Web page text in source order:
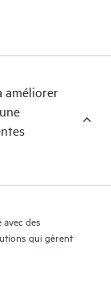
charge, et vous
aux niveaux de
une
Proactive
configuration.
améliorer
des
qui gèrent